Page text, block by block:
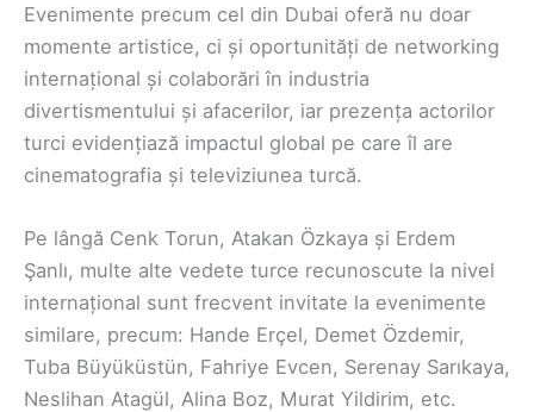
Evenimente precum cel din Dubai oferă nu doar
momente artistice, ci și oportunități de networking
internațional și colaborări în industria
divertismentului și afacerilor, iar prezența actorilor
turci evidențiază impactul global pe care îl are
cinematografia și televiziunea turcă.
Pe lângă Cenk Torun, Atakan Özkaya și Erdem
Şanlı, multe alte vedete turce recunoscute la nivel
internațional sunt frecvent invitate la evenimente
similare, precum: Hande Erçel, Demet Özdemir,
Tuba Büyüküstün, Fahriye Evcen, Serenay Sarıkaya,
Neslihan Atagül, Alina Boz, Murat Yildirim, etc.